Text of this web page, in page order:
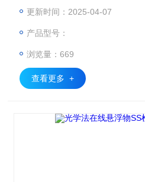
S）浓度，配备机械式刮片自清
更新时间：2025-04-07
产品型号：
浏览量：669
查看更多 +